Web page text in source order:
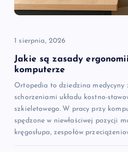
p
s
u
1 sierpnia, 2026
Jakie są zasady
komputerze
Ortopedia to dziedzina medycyny
schorzeniami układu kostno-
szkieletowego. W pracy przy
spędzone w niewłaściwej pozycji
kręgosłupa, zespołów